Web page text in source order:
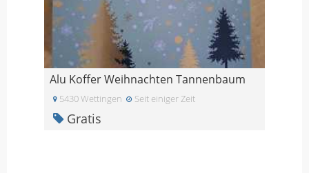
Alu Koffer Weihnachten Tannenbaum
5430 Wettingen Seit einiger Zeit
Gratis